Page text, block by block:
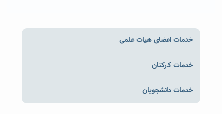
خدمات اعضای هیات علمی
خدمات کارکنان
خدمات دانشجویان